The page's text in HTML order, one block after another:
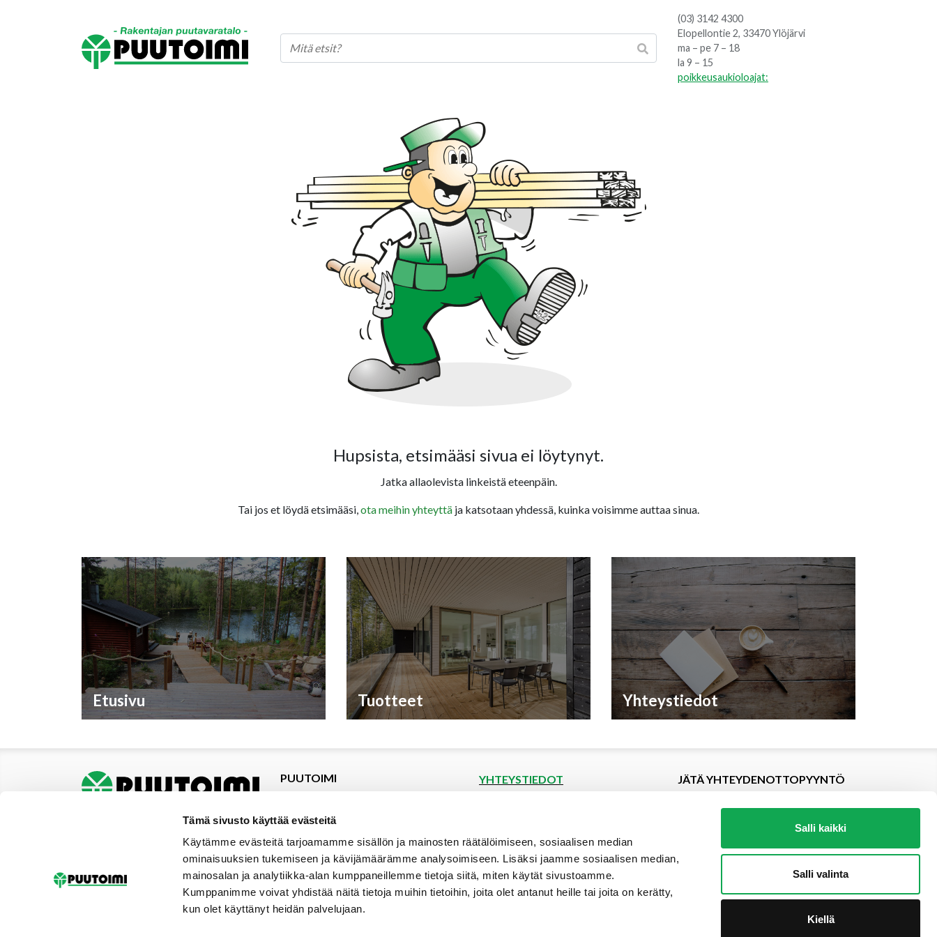
Tämä sivusto käyttää evästeitä
Käytämme evästeitä tarjoamamme sisällön ja mainosten räätälöimiseen, sosiaalisen median
ominaisuuksien tukemiseen ja kävijämäärämme analysoimiseen. Lisäksi jaamme sosiaalisen median,
mainosalan ja analytiikka-alan kumppaneillemme tietoja siitä, miten käytät sivustoamme.
Kumppanimme voivat yhdistää näitä tietoja muihin tietoihin, joita olet antanut heille tai joita on kerätty,
kun olet käyttänyt heidän palvelujaan.
Salli kaikki
Salli valinta
Kiellä
(03) 3142 4300
Elopellontie 2, 33470 Ylöjärvi
ma – pe 7 – 18
la 9 – 15
poikkeusaukioloajat:
Hupsista, etsimääsi sivua ei löytynyt.
Jatka allaolevista linkeistä eteenpäin.
Tai jos et löydä etsimääsi,ota meihin yhteyttä ja katsotaan yhdessä, kuinka voisimme auttaa sinua.
Etusivu Tuotteet Yhteystiedot
PUUTOIMI
Tarjoukset
Yhteystiedot
Materiaalipankki
Palvelut
Uutiset
Galleria
YHTEYSTIEDOT
Elopellontie 2, 33470 Ylöjärvi
Puh (03) 3142 4300 (vaihde)
myynti@puutoimi.fi
AVOINNA
JÄTÄ YHTEYDENOTTOPYYNTÖ